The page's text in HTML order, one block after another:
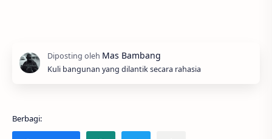
Kuli bangunan yang dilantik secara rahasia